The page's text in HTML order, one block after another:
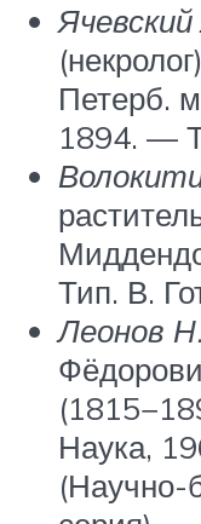
Петерб.
1894. —
Тип. В.
Леонов
Наука,
(Научно-